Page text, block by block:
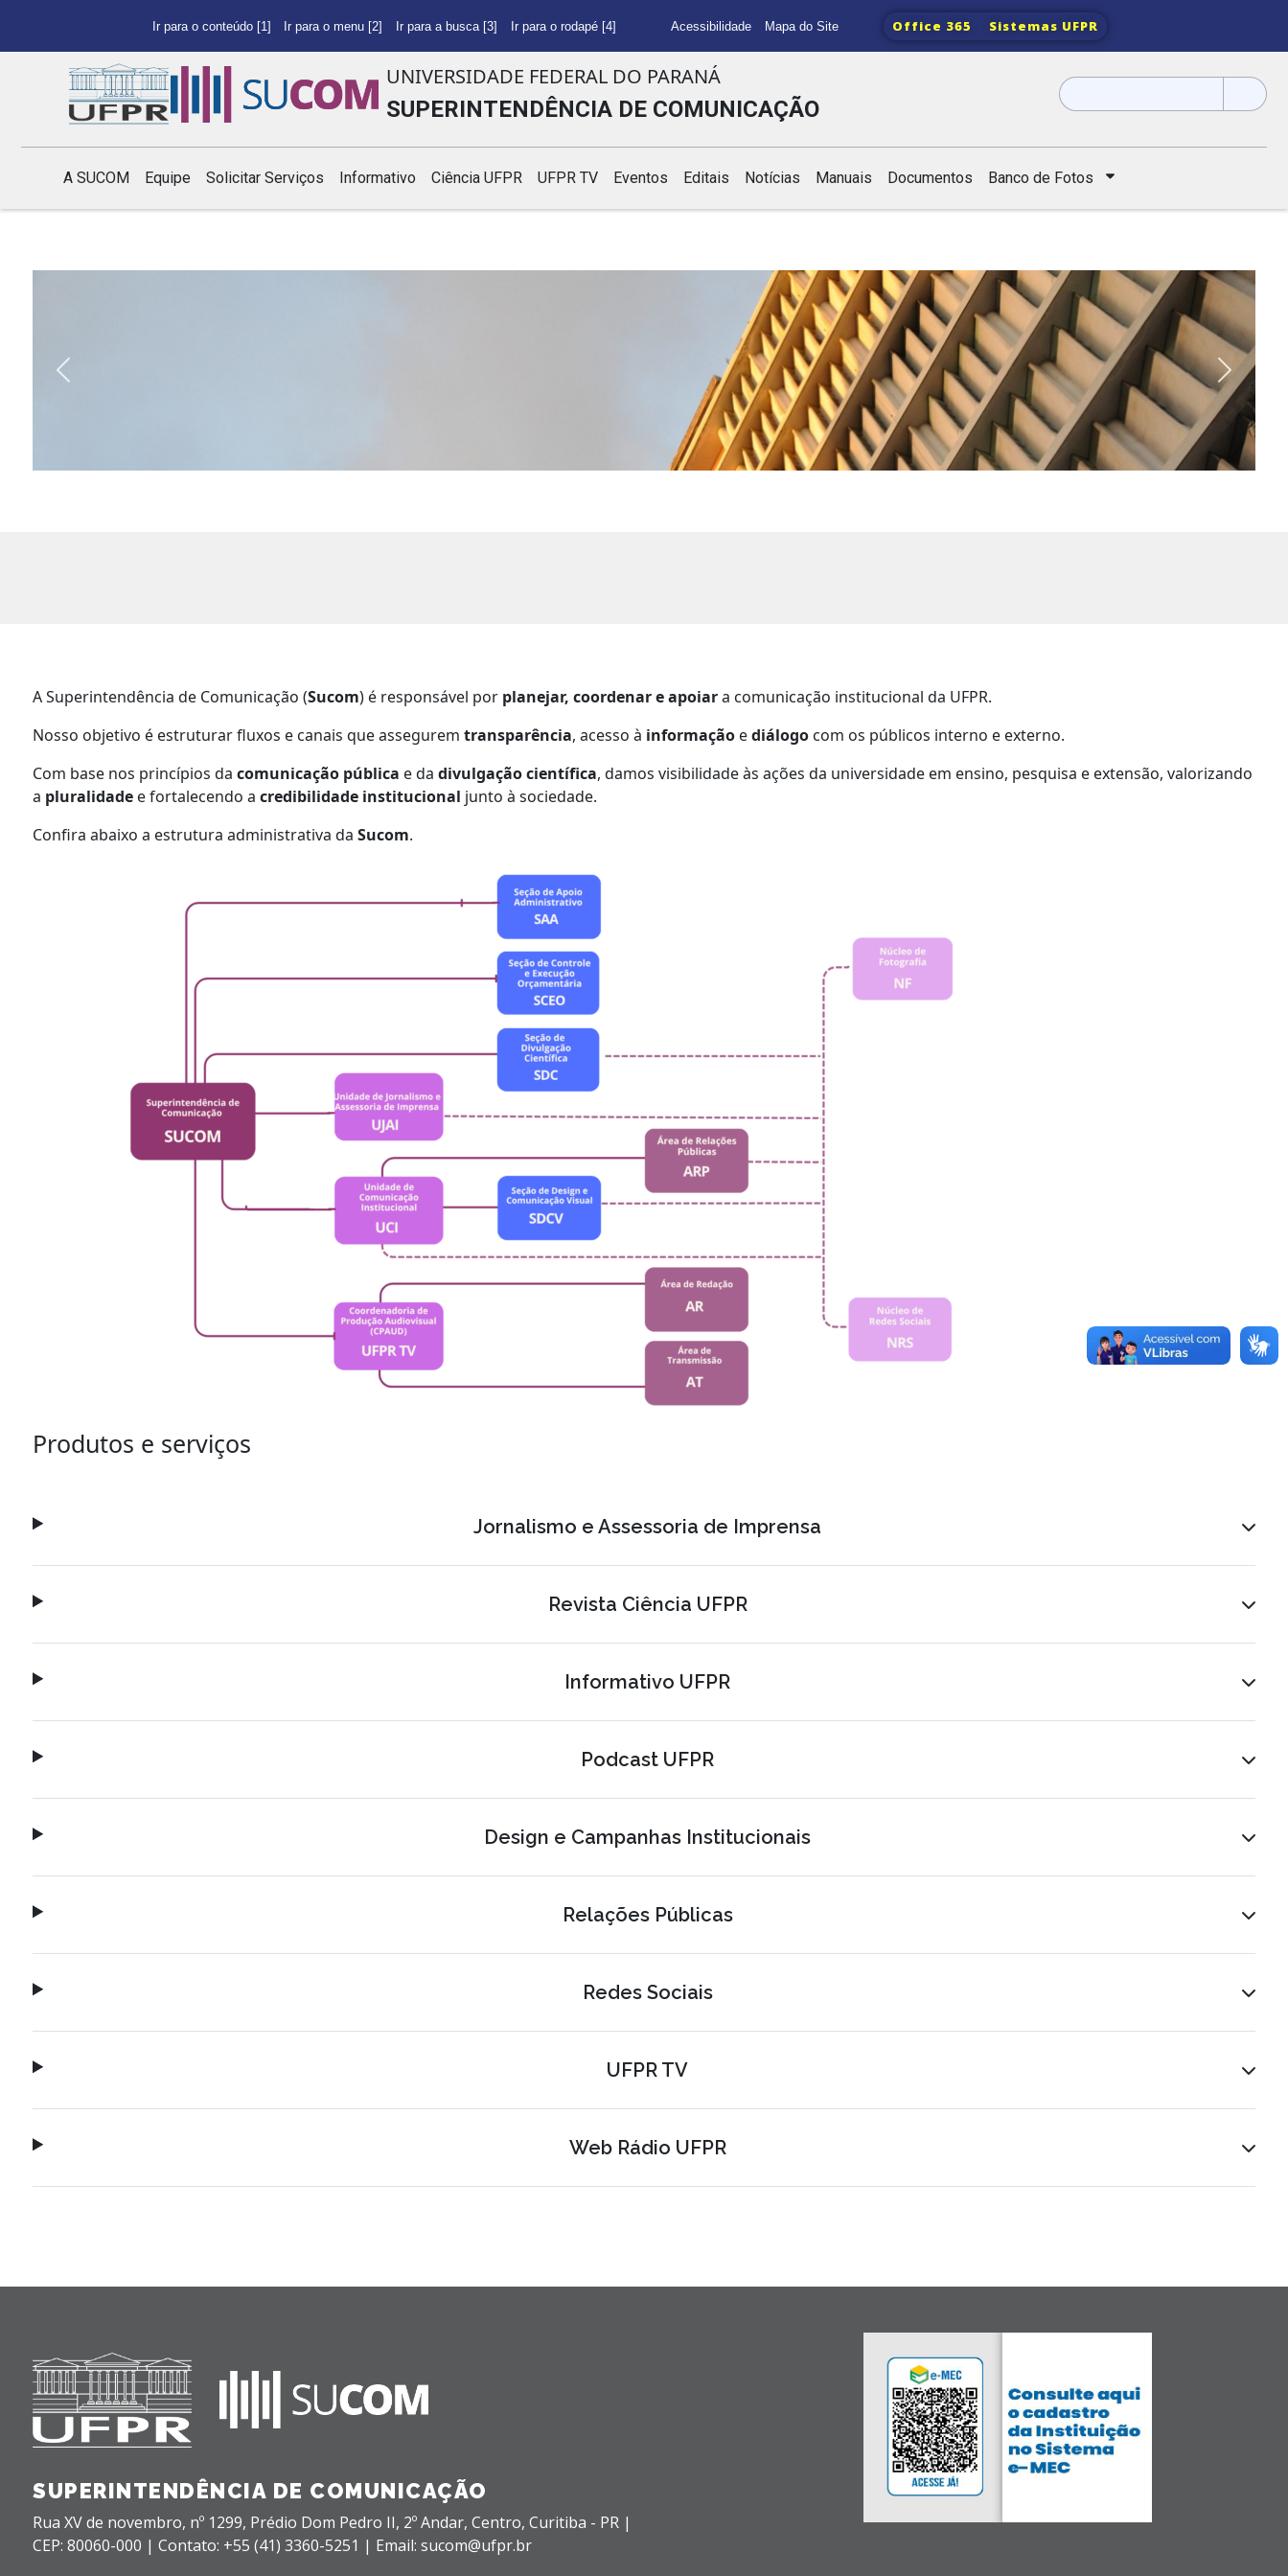
Ir para o conteúdo [1] Ir para o menu [2] Ir para a busca [3] Ir para o rodapé [4] Acessibilidade Mapa do Site Office 365 Sistemas UFPR
UNIVERSIDADE FEDERAL DO PARANÁ
SUPERINTENDÊNCIA DE COMUNICAÇÃO
Pesquisar
por:
A SUCOM Equipe Solicitar Serviços Informativo Ciência UFPR UFPR TV Eventos Editais Notícias Manuais Documentos Banco de Fotos
Previous Next
A Superintendência de Comunicação (Sucom) é responsável por planejar, coordenar e apoiara comunicação institucional da UFPR.
Nosso objetivo é estruturar fluxos e canais que assegurem transparência, acesso à informação ediálogo com os públicos interno e externo.
Com base nos princípios da comunicação pública e da divulgação científica, damos visibilidade às ações da universidade em ensino, pesquisa e extensão, valorizando
a pluralidade e fortalecendo a credibilidade institucional junto à sociedade.
Confira abaixo a estrutura administrativa da Sucom.
Produtos e serviços
Jornalismo e Assessoria de Imprensa
Revista Ciência UFPR
Informativo UFPR
Podcast UFPR
Design e Campanhas Institucionais
Relações Públicas
Redes Sociais
UFPR TV
Web Rádio UFPR
SUPERINTENDÊNCIA DE COMUNICAÇÃO
Rua XV de novembro, nº 1299, Prédio Dom Pedro II, 2º Andar, Centro, Curitiba - PR |
CEP: 80060-000 | Contato: +55 (41) 3360-5251 | Email: sucom@ufpr.br